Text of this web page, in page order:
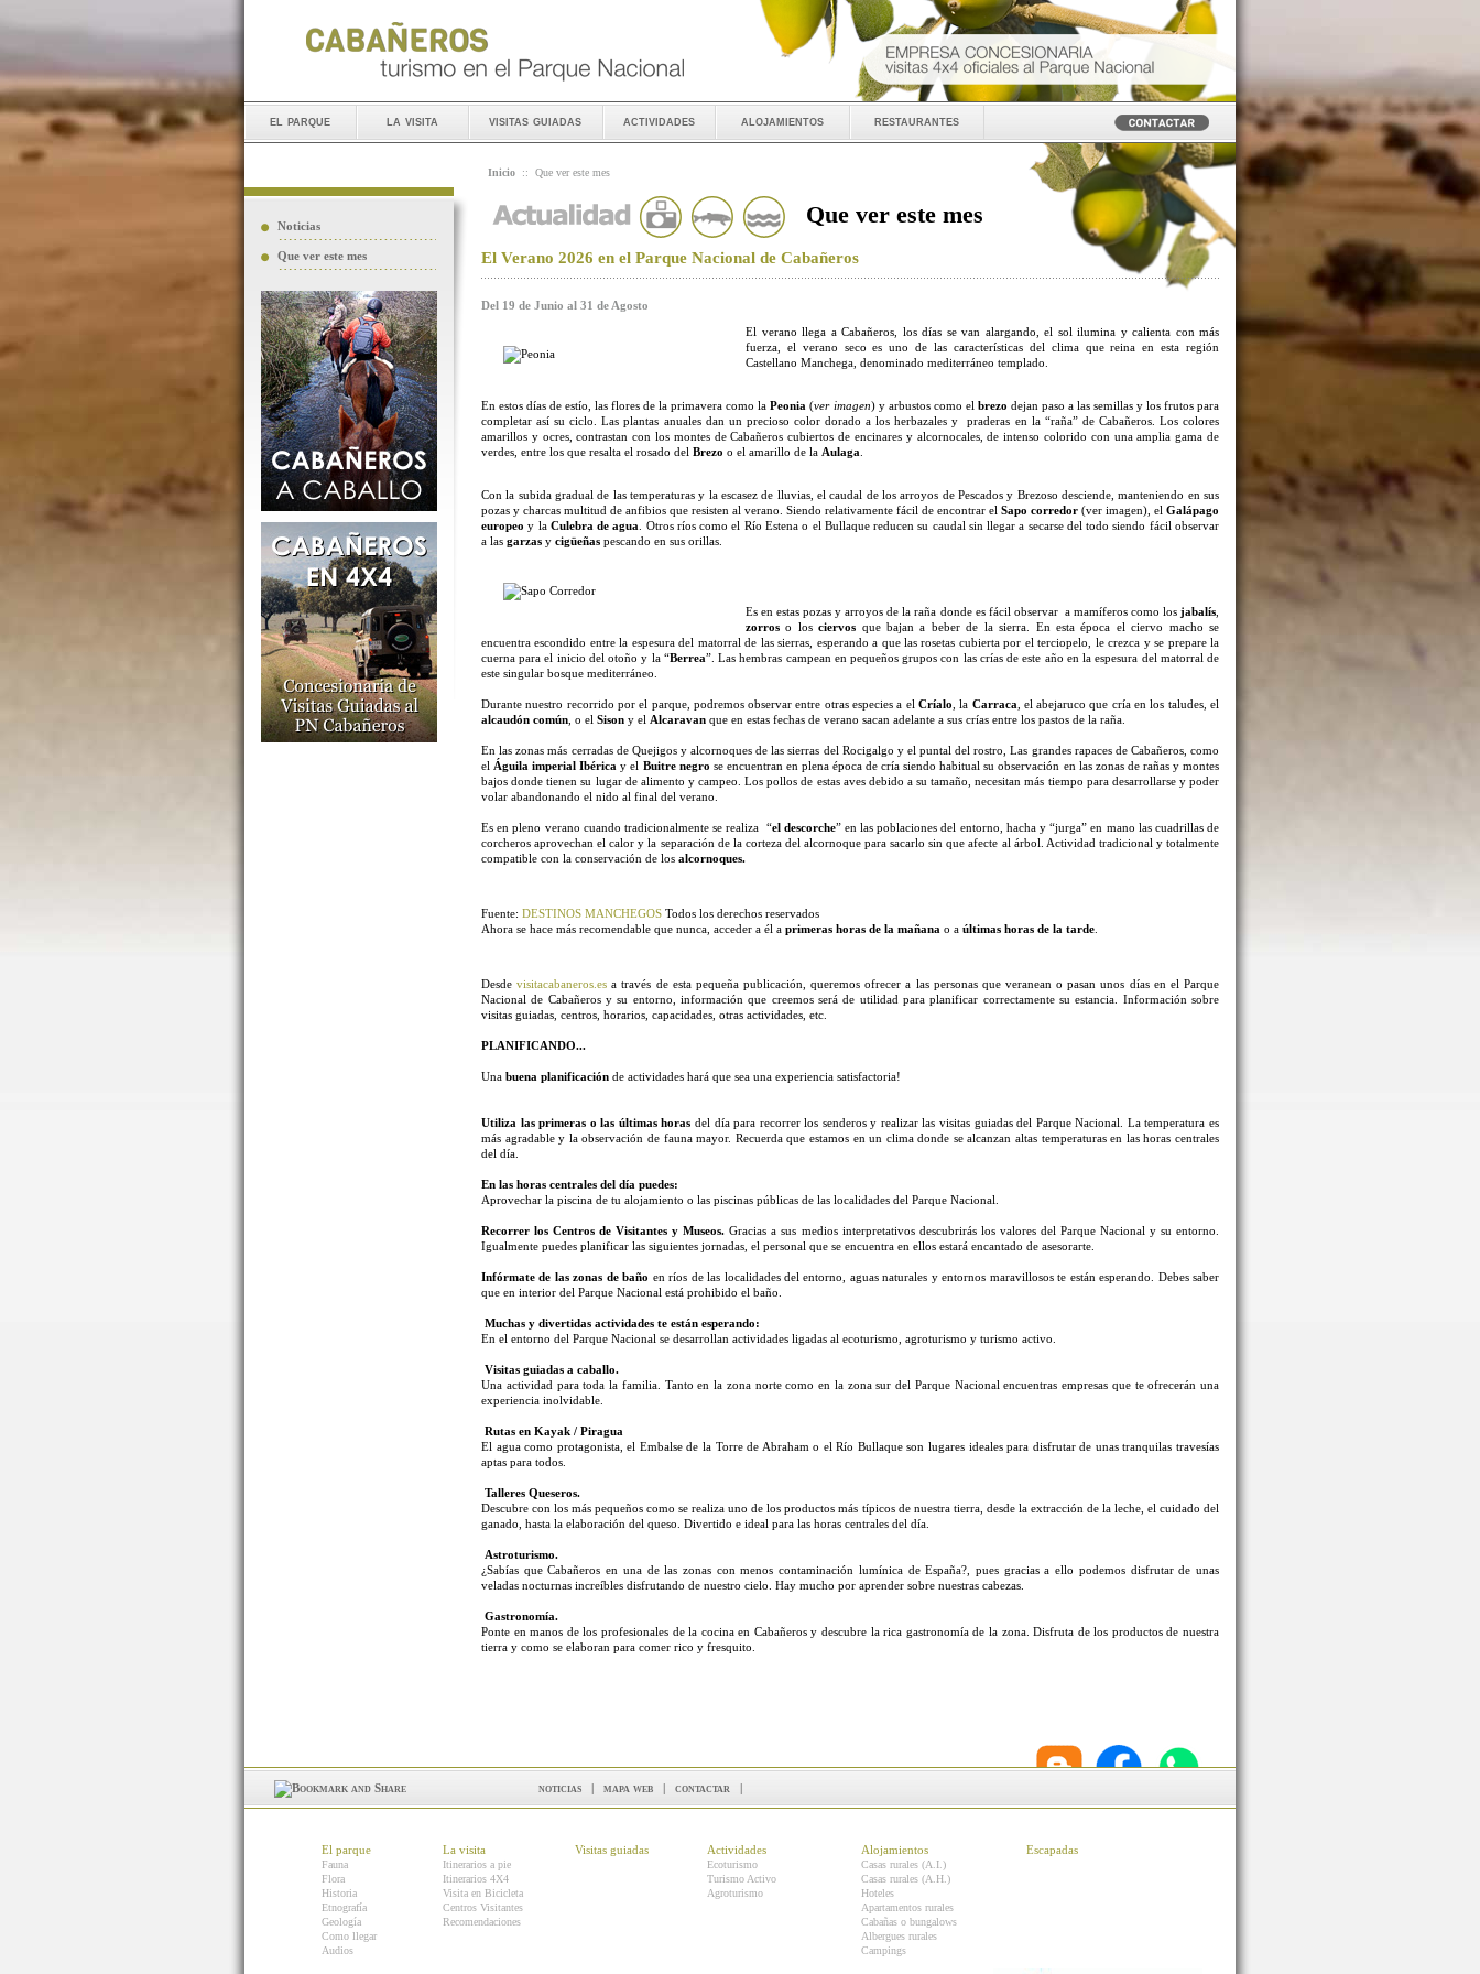
el parque la visita visitas guiadas actividades alojamientos restaurantes
Noticias
Que ver este mes
Inicio :: Que ver este mes
Que ver este mes
El Verano 2026 en el Parque Nacional de Cabañeros
Del 19 de Junio al 31 de Agosto
El verano llega a Cabañeros, los días se van alargando, el sol ilumina y calienta con más
fuerza, el verano seco es uno de las características del clima que reina en esta región
Castellano Manchega, denominado mediterráneo templado.
En estos días de estío, las flores de la primavera como laPeonia (ver imagen) y arbustos como el brezo dejan paso a las semillas y los frutos para
completar así su ciclo. Las plantas anuales dan un precioso color dorado a los herbazales y praderas en la “raña” de Cabañeros. Los colores
amarillos y ocres, contrastan con los montes de Cabañeros cubiertos de encinares y alcornocales, de intenso colorido con una amplia gama de
verdes, entre los que resalta el rosado del Brezo o el amarillo de la Aulaga
Con la subida gradual de las temperaturas y la escasez de lluvias, el caudal de los arroyos de Pescados y Brezoso desciende, manteniendo en sus
pozas y charcas multitud de anfibios que resisten al verano. Siendo relativamente fácil de encontrar el Sapo corredor (ver imagen), el Galápago
europeo y la Culebra de agua
. Otros ríos como el Río Estena o el Bullaque reducen su caudal sin llegar a secarse del todo siendo fácil observar
a las garzas y cigüeñas pescando en sus orillas.
Es en estas pozas y arroyos de la raña donde es fácil observar a mamíferos como los jabalís
zorros o losciervos que bajan a beber de la sierra. En esta época el ciervo macho se
encuentra escondido entre la espesura del matorral de las sierras, esperando a que las rosetas cubierta por el terciopelo, le crezca y se prepare la
cuerna para el inicio del otoño y la “Berrea”. Las hembras campean en pequeños grupos con las crías de este año en la espesura del matorral de
este singular bosque mediterráneo.
Durante nuestro recorrido por el parque, podremos observar entre otras especies a el Críalo , la Carraca , el abejaruco que cría en los taludes, el
alcaudón común , o el Sison y el Alcaravan que en estas fechas de verano sacan adelante a sus crías entre los pastos de la raña.
En las zonas más cerradas de Quejigos y alcornoques de las sierras del Rocigalgo y el puntal del rostro, Las grandes rapaces de Cabañeros, como
el Águila imperial Ibéricay el Buitre negro se encuentran en plena época de cría siendo habitual su observación en las zonas de rañas y montes
bajos donde tienen su lugar de alimento y campeo. Los pollos de estas aves debido a su tamaño, necesitan más tiempo para desarrollarse y poder
volar abandonando el nido al final del verano.
Es en pleno verano cuando tradicionalmente se realiza “el descorche” en las poblaciones del entorno, hacha y “jurga” en mano las cuadrillas de
corcheros aprovechan el calor y la separación de la corteza del alcornoque para sacarlo sin que afecte al árbol. Actividad tradicional y totalmente
compatible con la conservación de los alcornoques.
Fuente: DESTINOS MANCHEGOS Todos los derechos reservados
Ahora se hace más recomendable que nunca, acceder a él a primeras horas de la mañana o a últimas horas de la tarde
Desdevisitacabaneros.es a través de esta pequeña publicación, queremos ofrecer a las personas que veranean o pasan unos días en el Parque
Nacional de Cabañeros y su entorno, información que creemos será de utilidad para planificar correctamente su estancia. Información sobre
visitas guiadas, centros, horarios, capacidades, otras actividades, etc.
PLANIFICANDO...
Una buena planificación de actividades hará que sea una experiencia satisfactoria!
Utiliza las primeras o las últimas horas del día para recorrer los senderos y realizar las visitas guiadas del Parque Nacional. La temperatura es
más agradable y la observación de fauna mayor. Recuerda que estamos en un clima donde se alcanzan altas temperaturas en las horas centrales
del día.
En las horas centrales del día puedes:
Aprovechar la piscina de tu alojamiento o las piscinas públicas de las localidades del Parque Nacional.
Recorrer los Centros de Visitantes y Museos. Gracias a sus medios interpretativos descubrirás los valores del Parque Nacional y su entorno.
Igualmente puedes planificar las siguientes jornadas, el personal que se encuentra en ellos estará encantado de asesorarte.
Infórmate de las zonas de baño en ríos de las localidades del entorno, aguas naturales y entornos maravillosos te están esperando. Debes saber
que en interior del Parque Nacional está prohibido el baño.
Muchas y divertidas actividades te están esperando:
En el entorno del Parque Nacional se desarrollan actividades ligadas al ecoturismo, agroturismo y turismo activo.
Visitas guiadas a caballo.
Una actividad para toda la familia. Tanto en la zona norte como en la zona sur del Parque Nacional encuentras empresas que te ofrecerán una
experiencia inolvidable.
Rutas en Kayak / Piragua
El agua como protagonista, el Embalse de la Torre de Abraham o el Río Bullaque son lugares ideales para disfrutar de unas tranquilas travesías
aptas para todos.
Talleres Queseros.
Descubre con los más pequeños como se realiza uno de los productos más típicos de nuestra tierra, desde la extracción de la leche, el cuidado del
ganado, hasta la elaboración del queso. Divertido e ideal para las horas centrales del día.
Astroturismo.
¿Sabías que Cabañeros en una de las zonas con menos contaminación lumínica de España?, pues gracias a ello podemos disfrutar de unas
veladas nocturnas increíbles disfrutando de nuestro cielo. Hay mucho por aprender sobre nuestras cabezas.
Gastronomía.
Ponte en manos de los profesionales de la cocina en Cabañeros y descubre la rica gastronomía de la zona. Disfruta de los productos de nuestra
tierra y como se elaboran para comer rico y fresquito.
noticias | mapa web | contactar |
El parque
Fauna
Flora
Historia
Etnografía
Geología
Como llegar
Audios
La visita
Itinerarios a pie
Itinerarios 4X4
Visita en Bicicleta
Centros Visitantes
Recomendaciones
Visitas guiadas Actividades
Ecoturismo
Turismo Activo
Agroturismo
Alojamientos
Casas rurales (A.I.)
Casas rurales (A.H.)
Hoteles
Apartamentos rurales
Cabañas o bungalows
Albergues rurales
Campings
Escapadas